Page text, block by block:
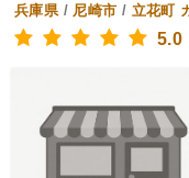
兵庫県/ 尼崎市 / 立花町
5.0